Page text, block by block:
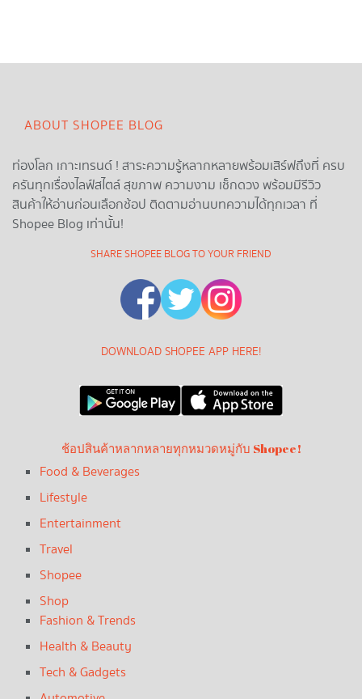
ABOUT SHOPEE BLOG
ท่องโลก เกาะเทรนด์ ! สาระความรู้หลากหลายพร้อมเสิร์ฟถึงที่ ครบ
ครันทุกเรื่องไลฟ์สไตล์ สุขภาพ ความงาม เช็กดวง พร้อมมีรีวิว
สินค้าให้อ่านก่อนเลือกช้อป ติดตามอ่านบทความได้ทุกเวลา ที่
Shopee Blog เท่านั้น!
SHARE SHOPEE BLOG TO YOUR FRIEND
DOWNLOAD SHOPEE APP HERE!
ช้อปสินค้าหลากหลายทุกหมวดหมู่กับ Shopee!
Food & Beverages
Lifestyle
Entertainment
Travel
Shopee
Shop
Fashion & Trends
Health & Beauty
Tech & Gadgets